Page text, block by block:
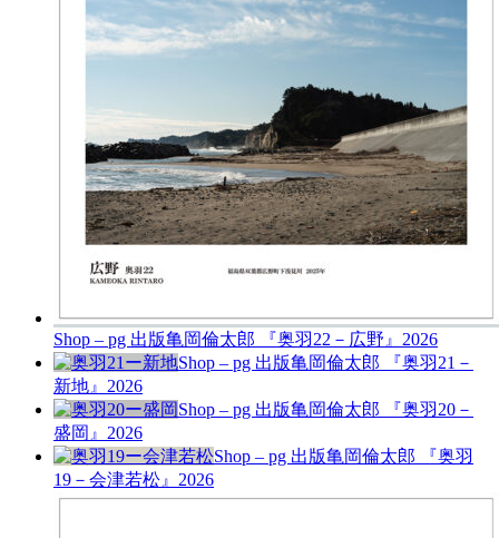
Shop – pg 出版亀岡倫太郎 『奥羽22－広野』 2026
Shop – pg 出版亀岡倫太郎 『奥羽21－
新地』 2026
Shop – pg 出版亀岡倫太郎 『奥羽20－
盛岡』 2026
Shop – pg 出版亀岡倫太郎 『奥羽
19－会津若松』 2026